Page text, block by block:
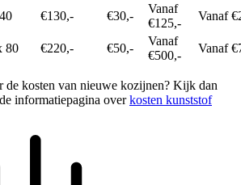
€130,- €30,-
Vanaf
€125,-
Vanaf
80 €220,- €50,-
Vanaf
€500,-
Vanaf
de kosten van nieuwe kozijnen? Kijk dan
informatiepagina overkosten kunststof